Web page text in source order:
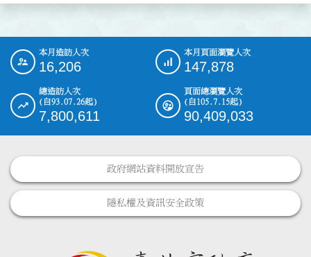
::: 本月造訪人次
16,206
本月頁面瀏覽人次
147,878
總造訪人次
(自93.07.26起)
7,800,611
頁面總瀏覽人次
(自105.7.15起)
90,409,033
政府網站資料開放宣告
隱私權及資訊安全政策